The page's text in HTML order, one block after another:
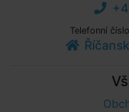
Telefonní